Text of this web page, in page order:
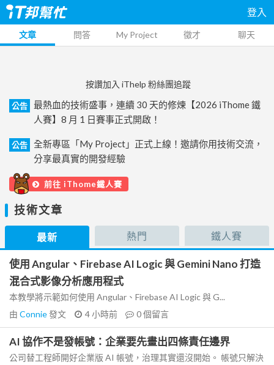
登入
文章 問答 My Project 徵才 聊天
按讚加入 iThelp 粉絲團追蹤
公告
最熱血的技術盛事，連續 30 天的修煉【2026 iThome 鐵
人賽】8 月 1 日賽事正式開啟！
公告
全新專區「My Project」正式上線！邀請你用技術交流，
分享最真實的開發經驗
前往 iThome鐵人賽
技術文章
最新 熱門 鐵人賽
使用 Angular、Firebase AI Logic 與 Gemini Nano 打造
混合式影像分析應用程式
本教學將示範如何使用 Angular、Firebase AI Logic 與 G...
由 Connie發文 4 小時前 0個留言
AI 協作不是發帳號：企業要先畫出四條責任邊界
公司替工程師開好企業版 AI 帳號，治理其實還沒開始。 帳號只解決